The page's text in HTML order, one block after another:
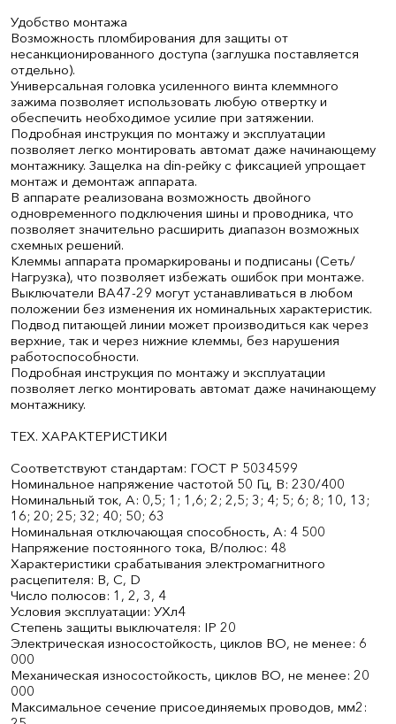
Удобство монтажа
Возможность пломбирования для защиты от
несанкционированного доступа (заглушка поставляется
отдельно).
Универсальная головка усиленного винта клеммного
зажима позволяет использовать любую отвертку и
обеспечить необходимое усилие при затяжении.
Подробная инструкция по монтажу и эксплуатации
позволяет легко монтировать автомат даже начинающему
монтажнику. Защелка на din-рейку с фиксацией упрощает
монтаж и демонтаж аппарата.
В аппарате реализована возможность двойного
одновременного подключения шины и проводника, что
позволяет значительно расширить диапазон возможных
схемных решений.
Клеммы аппарата промаркированы и подписаны (Сеть/
Нагрузка), что позволяет избежать ошибок при монтаже.
Выключатели ВА47-29 могут устанавливаться в любом
положении без изменения их номинальных характеристик.
Подвод питающей линии может производиться как через
верхние, так и через нижние клеммы, без нарушения
работоспособности.
Подробная инструкция по монтажу и эксплуатации
позволяет легко монтировать автомат даже начинающему
монтажнику.
ТЕХ. ХАРАКТЕРИСТИКИ
Соответствуют стандартам: ГОСТ Р 50345­99
Номинальное напряжение частотой 50 Гц, В: 230/400
Номинальный ток, А: 0,5; 1; 1,6; 2; 2,5; 3; 4; 5; 6; 8; 10, 13;
16; 20; 25; 32; 40; 50; 63
Номинальная отключающая способность, А: 4 500
Напряжение постоянного тока, В/полюс: 48
Характеристики срабатывания электромагнитного
расцепителя: В, С, D
Число полюсов: 1, 2, 3, 4
Условия эксплуатации: УХл4
Степень защиты выключателя: IP 20
Электрическая износостойкость, циклов В­О, не менее: 6
000
Механическая износостойкость, циклов В­О, не менее: 20
000
Максимальное сечение присоединяемых проводов, мм2: